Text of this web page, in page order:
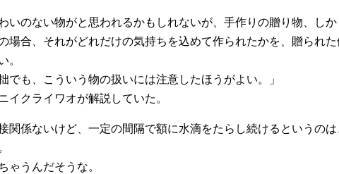
わいのない物がと思われるかもしれないが、手作りの贈り物、し
場合、それがどれだけの気持ちを込めて作られたかを、贈られた
。
でも、こういう物の扱いには注意したほうがよい。」
イクライワオが解説していた。
関係ないけど、一定の間隔で額に水滴をたらし続けるというの
ゃうんだそうな。